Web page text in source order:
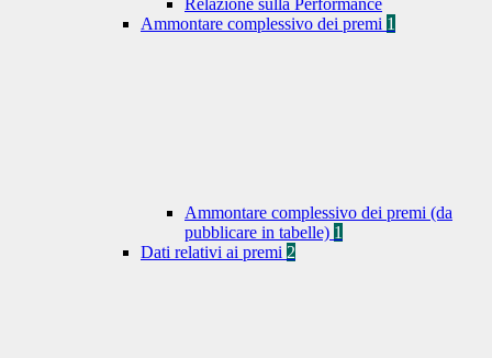
Relazione sulla Performance
Ammontare complessivo dei premi 1
Ammontare complessivo dei premi (da
pubblicare in tabelle) 1
Dati relativi ai premi 2